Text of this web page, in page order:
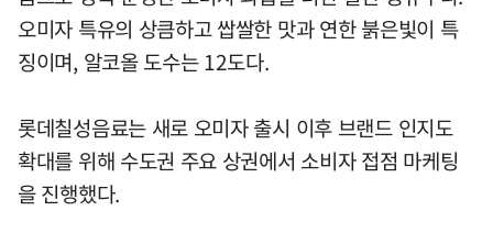
오미자 특유의 상큼하고 쌉쌀한 맛과 연한 붉은빛이 특
징이며, 알코올 도수는 12도다.
롯데칠성음료는 새로 오미자 출시 이후 브랜드 인지도
확대를 위해 수도권 주요 상권에서 소비자 접점 마케팅
을 진행했다.